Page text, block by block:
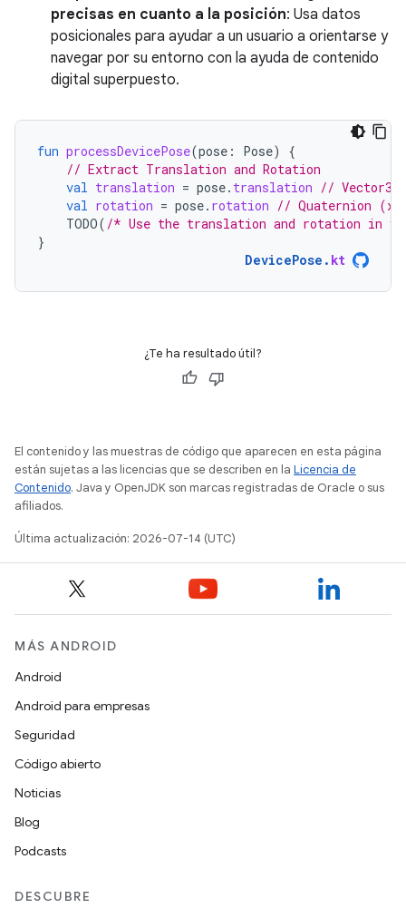
precisas en cuanto a la posición: Usa datos
posicionales para ayudar a un usuario a orientarse y
navegar por su entorno con la ayuda de contenido
digital superpuesto.
fun processDevicePose(pose : Pose)
{
// Extract Translation and Rotation
val translation = pose. translation //
val rotation = pose. rotation // Quaternion
TODO( /* Use the translation and rotation in
}
DevicePose . kt
¿Te ha resultado útil?
El contenido y las muestras de código que aparecen en esta página
están sujetas a las licencias que se describen en la Licencia de
Contenido. Java y OpenJDK son marcas registradas de Oracle o sus
afiliados.
Última actualización: 2026-07-14 (UTC)
MÁS ANDROID
Android
Android para empresas
Seguridad
Código abierto
Noticias
Blog
Podcasts
DESCUBRE